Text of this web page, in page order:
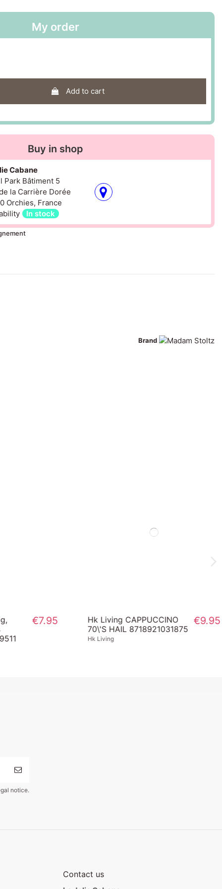
My order
Add to cart
Buy in shop
Cabane
Park Bâtiment 5
la Carrière Dorée
Orchies, France
In stock
Brand
€8.95
Hk Living coffee mug, rise
ace7219 8718921059404
Hk Living
€7.95
notice.
Contact us